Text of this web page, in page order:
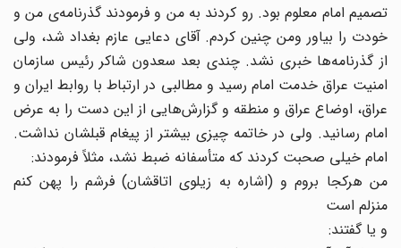
تصمیم امام معلوم بود. رو کردند به من و فرمودند گذرنامه‌ی من و
خودت را بیاور ومن چنین کردم. آقای دعایی عازم بغداد شد، ولی
از گذرنامه‌ها خبری نشد. چندی بعد سعدون شاکر رئیس سازمان
امنیت عراق خدمت امام رسید و مطالبی در ارتباط با روابط ایران و
عراق، اوضاع عراق و منطقه و گزارش‌هایی از این دست را به عرض
امام رسانید. ولی در خاتمه چیزی بیشتر از پیغام قبلشان نداشت.
امام خیلی صحبت کردند که متأسفانه ضبط نشد، مثلاً فرمودند:
من هرکجا بروم و (اشاره به زیلوی اتاقشان) فرشم را پهن کنم
منزلم است
و یا گفتند: